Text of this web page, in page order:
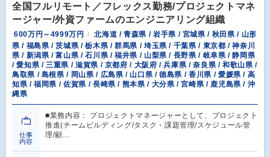
全国フルリモート／フレックス勤務/プロジェクトマネ
ージャー/外資ファームのエンジニアリング組織
600万円～4999万円
北海道 / 青森県 / 岩手県 / 宮城県 / 秋田県 / 山形
県 / 福島県 / 茨城県 / 栃木県 / 群馬県 / 埼玉県 / 千葉県 / 東京都 / 神奈川
県 / 新潟県 / 富山県 / 石川県 / 福井県 / 山梨県 / 長野県 / 岐阜県 / 静岡県
/ 愛知県 / 三重県 / 滋賀県 / 京都府 / 大阪府 / 兵庫県 / 奈良県 / 和歌山県 /
鳥取県 / 島根県 / 岡山県 / 広島県 / 山口県 / 徳島県 / 香川県 / 愛媛県 / 高
知県 / 福岡県 / 佐賀県 / 長崎県 / 熊本県 / 大分県 / 宮崎県 / 鹿児島県 / 沖
縄県
仕事
内容
■業務内容： プロジェクトマネージャーとして、プロジェクト
推進(チームビルディング/タスク・課題管理/スケジュール管
理/顧…